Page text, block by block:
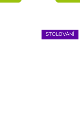
STOLOVÁNÍ